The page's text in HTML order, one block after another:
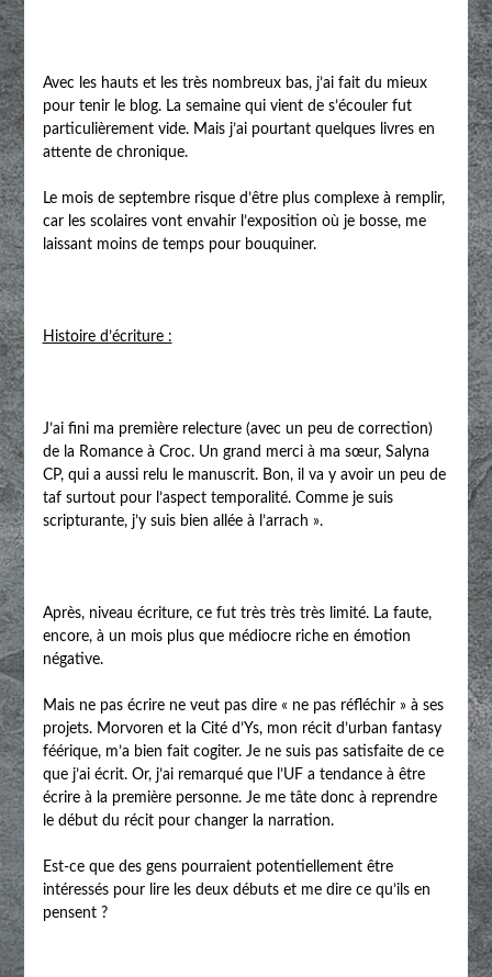
Avec les hauts et les très nombreux bas, j’ai fait du mieux
pour tenir le blog. La semaine qui vient de s’écouler fut
particulièrement vide. Mais j’ai pourtant quelques livres en
attente de chronique.
Le mois de septembre risque d’être plus complexe à remplir,
car les scolaires vont envahir l’exposition où je bosse, me
laissant moins de temps pour bouquiner.
Histoire d’écriture :
J’ai fini ma première relecture (avec un peu de correction)
de la Romance à Croc. Un grand merci à ma sœur, Salyna
CP, qui a aussi relu le manuscrit. Bon, il va y avoir un peu de
taf surtout pour l’aspect temporalité. Comme je suis
scripturante, j’y suis bien allée à l’arrach ».
Après, niveau écriture, ce fut très très très limité. La faute,
encore, à un mois plus que médiocre riche en émotion
négative.
Mais ne pas écrire ne veut pas dire « ne pas réfléchir » à ses
projets. Morvoren et la Cité d’Ys, mon récit d’urban fantasy
féérique, m’a bien fait cogiter. Je ne suis pas satisfaite de ce
que j’ai écrit. Or, j’ai remarqué que l’UF a tendance à être
écrire à la première personne. Je me tâte donc à reprendre
le début du récit pour changer la narration.
Est-ce que des gens pourraient potentiellement être
intéressés pour lire les deux débuts et me dire ce qu’ils en
pensent ?